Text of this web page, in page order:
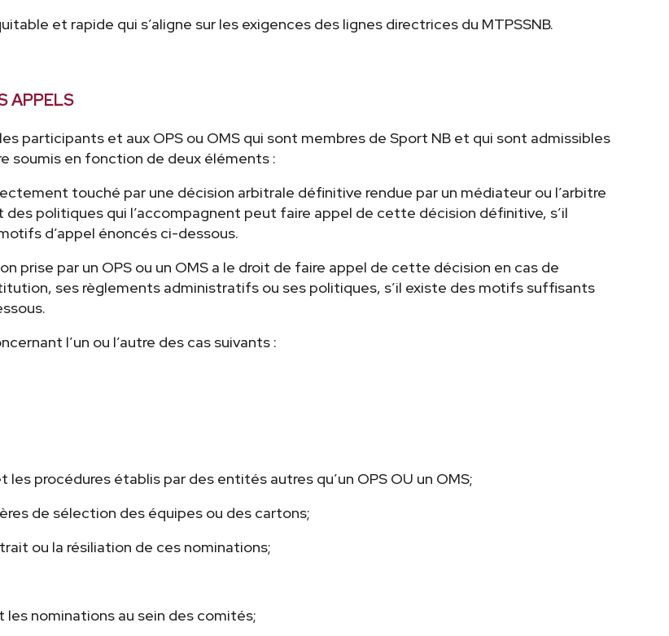
et rapide qui s’aligne sur les exigences des lignes directrices du MTPSSNB.
APPELS
participants et aux OPS ou OMS qui sont membres de Sport NB et qui sont admissibles
soumis en fonction de deux éléments :
touché par une décision arbitrale définitive rendue par un médiateur ou l’arbitre
politiques qui l’accompagnent peut faire appel de cette décision définitive, s’il
d’appel énoncés ci-dessous.
par un OPS ou un OMS a le droit de faire appel de cette décision en cas de
ses règlements administratifs ou ses politiques, s’il existe des motifs suffisants
l’un ou l’autre des cas suivants :
procédures établis par des entités autres qu’un OPS OU un OMS;
de sélection des équipes ou des cartons;
ou la résiliation de ces nominations;
les nominations au sein des comités;